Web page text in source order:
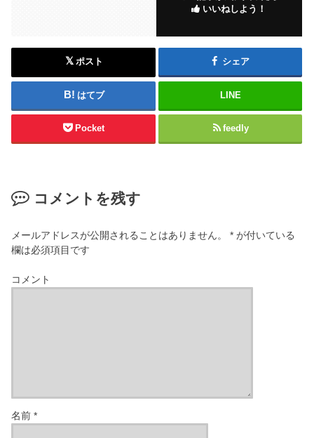
いいねしよう！
ポスト シェア
はてブ LINE
Pocket feedly
コメントを残す
メールアドレスが公開されることはありません。 * が付いている
欄は必須項目です
コメント
名前*